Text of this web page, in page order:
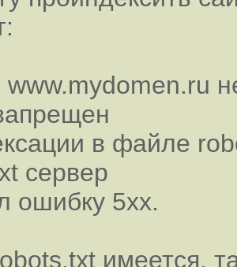
в файле
сервер
ошибку 5xx.
имеется,